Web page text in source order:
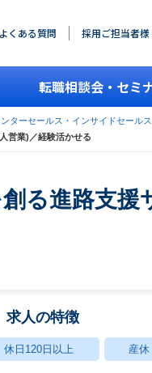
よくある質問 採用ご担当者様
転職相談会・セミ
ターセールス・インサイドセールス
営業)／経験活かせる
る進路支
求人の特徴
休日120日以上 産休